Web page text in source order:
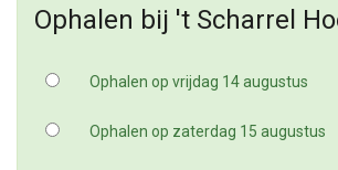
Ophalen bij 't Scharrel
Ophalen op vrijdag 14 augustus
Ophalen op zaterdag 15 augustus